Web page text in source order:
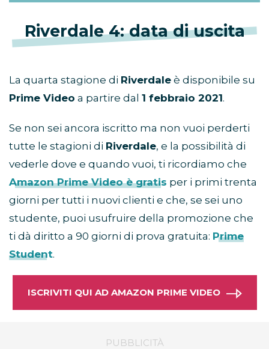
Riverdale 4: data di uscita
La quarta stagione di Riverdale è disponibile su
Prime Video a partire dal 1 febbraio 2021.
Se non sei ancora iscritto ma non vuoi perderti
tutte le stagioni di Riverdale, e la possibilità di
vederle dove e quando vuoi, ti ricordiamo che
Amazon Prime Video è gratis per i primi trenta
giorni per tutti i nuovi clienti e che, se sei uno
studente, puoi usufruire della promozione che
ti dà diritto a 90 giorni di prova gratuita: Prime
Student.
ISCRIVITI QUI AD AMAZON PRIME VIDEO